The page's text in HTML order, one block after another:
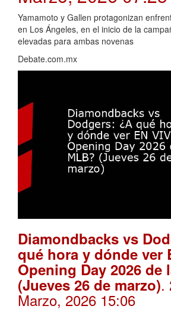
Yamamoto y Gallen protagonizan
en Los Ángeles, en el inicio de la
elevadas para ambas novenas
Debate.com.mx
Diamondbacks vs
qué hora y dónde ver
Opening Day 2026 de
(Jueves 26 de marzo).
Marzo, 2026 15:06